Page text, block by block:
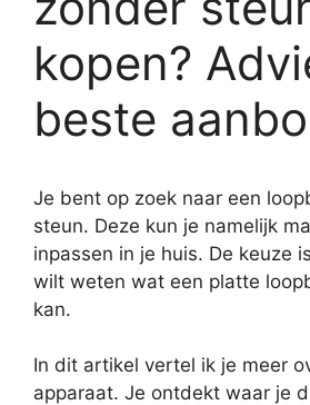
kopen?
beste
Je bent op zoek naar een
steun. Deze kun je namelijk
inpassen in je huis. De keuze
wilt weten wat een platte
kan.
In dit artikel vertel ik je meer
apparaat. Je ontdekt waar je